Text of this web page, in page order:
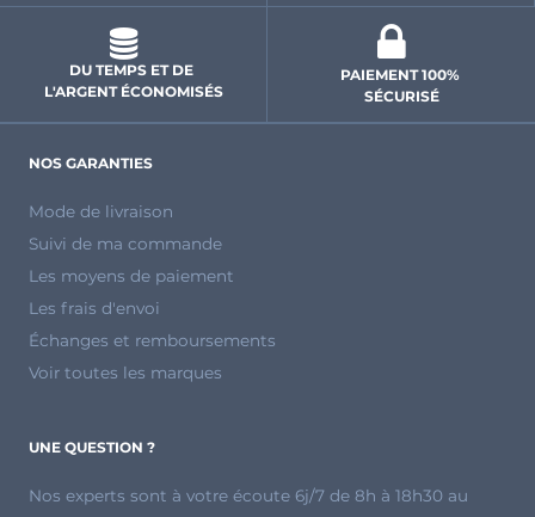
DU TEMPS ET DE
L'ARGENT ÉCONOMISÉS
PAIEMENT 100%
SÉCURISÉ
NOS GARANTIES
Mode de livraison
Suivi de ma commande
Les moyens de paiement
Les frais d'envoi
Échanges et remboursements
Voir toutes les marques
UNE QUESTION ?
Nos experts sont à votre écoute 6j/7 de 8h à 18h30 au